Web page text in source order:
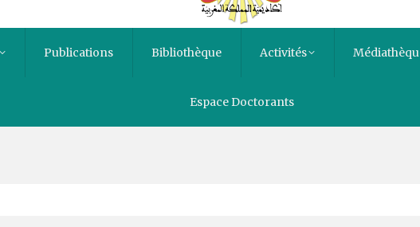
Publications Bibliothèque Activités
Espace Doctorants